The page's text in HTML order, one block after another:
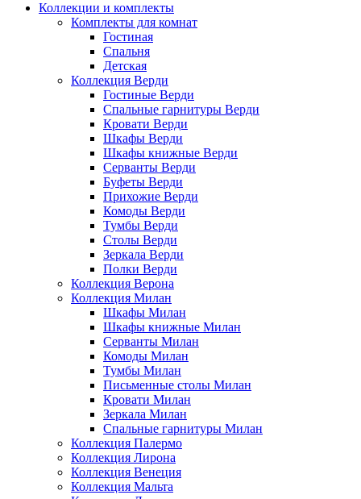
Коллекции и комплекты
Комплекты для комнат
Гостиная
Спальня
Детская
Коллекция Верди
Гостиные Верди
Спальные гарнитуры Верди
Кровати Верди
Шкафы Верди
Шкафы книжные Верди
Серванты Верди
Буфеты Верди
Прихожие Верди
Комоды Верди
Тумбы Верди
Столы Верди
Зеркала Верди
Полки Верди
Коллекция Верона
Коллекция Милан
Шкафы Милан
Шкафы книжные Милан
Серванты Милан
Комоды Милан
Тумбы Милан
Письменные столы Милан
Кровати Милан
Зеркала Милан
Спальные гарнитуры Милан
Коллекция Палермо
Коллекция Лирона
Коллекция Венеция
Коллекция Мальта